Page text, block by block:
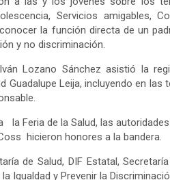
Servicios amigables,
la función directa de un
y no discriminación.
Lozano Sánchez asistió la
Guadalupe Leija, incluyendo en las
la Feria de la Salud, las
hicieron honores a la bandera.
de Salud, DIF Estatal,
Igualdad y Prevenir la